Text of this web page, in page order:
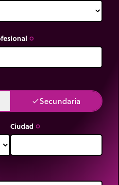
trip_origin
doneSecundaria
Ciudad trip_origin